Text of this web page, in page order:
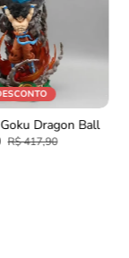
Dragon Ball
R$ 417,90